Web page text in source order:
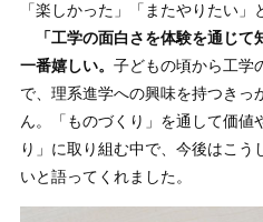
「楽しかった」「またやりたい」
「工学の面白さを体験を通じ
一番嬉しい。 子どもの頃から工学
で、理系進学への興味を持つきっ
ん。「ものづくり」を通して価値
り」に取り組む中で、今後はこう
いと語ってくれました。